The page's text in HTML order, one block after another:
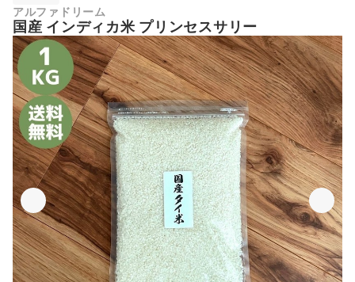
アルファドリーム
国産 インディカ米 プリンセスサリー